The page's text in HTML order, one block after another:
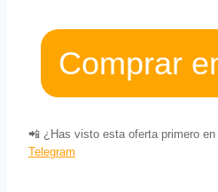
Comprar
📲 ¿Has visto esta oferta primero
Telegram